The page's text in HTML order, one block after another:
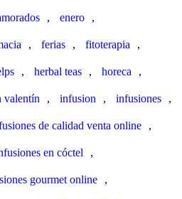
, enero ,
, ferias , fitoterapia ,
, herbal teas , horeca ,
valentín , infusion , infusiones ,
de calidad venta online ,
en cóctel ,
gourmet online ,